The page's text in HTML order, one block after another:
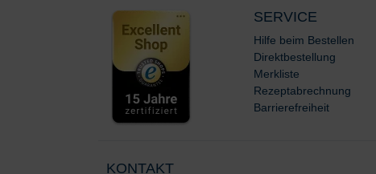
SERVICE
Hilfe beim Bestellen
Direktbestellung
Merkliste
Rezeptabrechnung
Barrierefreiheit
KONTAKT